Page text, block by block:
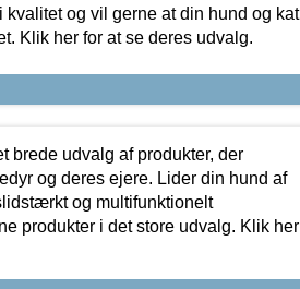
og vil gerne at din hund og kat
Klik her for at se deres udvalg.
brede udvalg af produkter, der
og deres ejere. Lider din hund af
og multifunktionelt
produkter i det store udvalg. Klik her